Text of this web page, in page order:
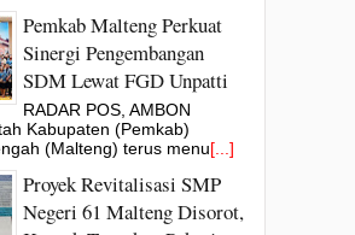
Pemkab Malteng Perkuat
Sinergi Pengembangan
SDM Lewat FGD Unpatti
RADAR POS, AMBON
Kabupaten (Pemkab)
(Malteng) terus menu[...]
Proyek Revitalisasi SMP
Negeri 61 Malteng Disorot,